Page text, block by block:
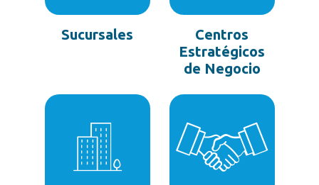
Sucursales
Centros
Estratégicos
de Negocio